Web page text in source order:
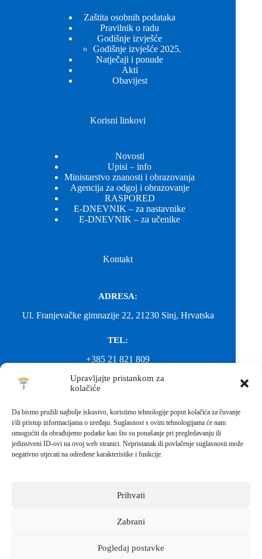
Upravljajte pristankom za
kolačiće
Da bismo pružili najbolje iskustvo, koristimo tehnologije poput kolačića za čuvanje
i/ili pristup informacijama o uređaju. Suglasnost s ovim tehnologijama će nam
omogućiti da obrađujemo podatke kao što su ponašanje pri pregledavanju ili
jedinstveni ID-ovi na ovoj web stranici. Nepristanak ili povlačenje suglasnosti može
negativno utjecati na određene karakteristike i funkcije.
Prihvati
Zabrani
Pogledaj postavke
Zaštita osobnih podataka
Pravilnik o radu
Godišnje izvješće
Godišnje izvješće 2025.
Natječaji i ponude
Akti
Obavijest
Korisni linkovi
Novosti
Upisi – info
Ministarstvo znanosti i obrazovanja
Agencija za odgoj i obrazovanje
RASPORED
E-DNEVNIK – za nastavnike
E-DNEVNIK – za učenike
Kontakt
ADRESA:
Ul. Franjevačke gimnazije 22, 21230 Sinj, Hrvatska
TEL:
+385 21 821 809
EMAIL:
EMAIL:
fkgsinj@gmail.com
Svako neovlašteno preuzimanje fotografija i sadržaja s ove web
Sva prava pridržana © 2026 - FRANJEVAČKA KLASIČNA
PRAVOM JAVNOSTI